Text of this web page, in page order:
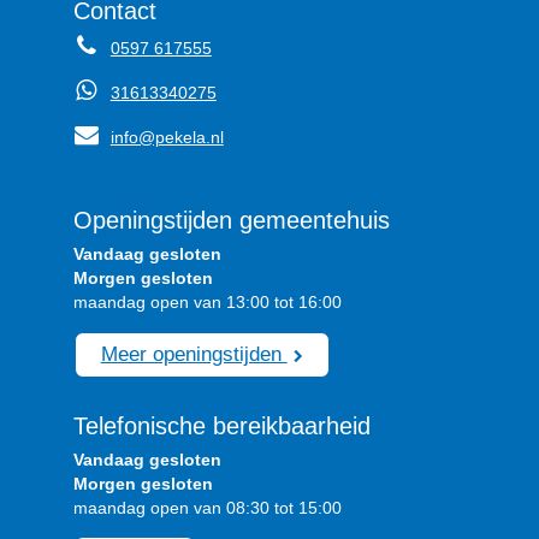
Contact
0597 617555
31613340275
info@pekela.nl
Openingstijden gemeentehuis
Vandaag gesloten
Morgen gesloten
maandag open van 13:00 tot 16:00
Meer openingstijden
Telefonische bereikbaarheid
Vandaag gesloten
Morgen gesloten
maandag open van 08:30 tot 15:00